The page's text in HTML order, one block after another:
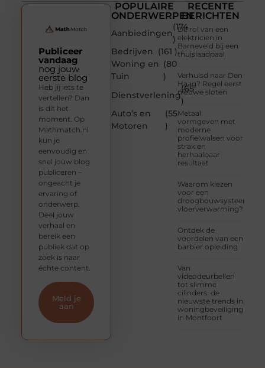
POPULAIRE
ONDERWERPEN
Aanbiedingen
(174
)
Bedrijven
(161 )
Woning en
Tuin
(80
)
Dienstverlening
(65
)
Auto’s en
Motoren
(55
)
RECENTE
BERICHTEN
De rol van een
elektricien in
Barneveld bij een
thuislaadpaal
Verhuisd naar Den
Haag? Regel eerst
nieuwe sloten
Metaal
vormgeven met
moderne
profielwalsen voor
strak en
herhaalbaar
resultaat
Waarom kiezen
voor een
droogbouwsysteem
vloerverwarming?
Ontdek de
voordelen van een
barbier opleiding
Van
videodeurbellen
tot slimme
cilinders: de
nieuwste trends in
woningbeveiliging
in Montfoort
Publiceer
vandaag
nog jouw
eerste blog
Heb jij iets te
vertellen? Dan
is dit het
moment. Op
Mathmatch.nl
kun je
eenvoudig en
snel jouw blog
publiceren –
ongeacht je
ervaring of
onderwerp.
Deel jouw
verhaal en
bereik een
publiek dat op
zoek is naar
échte content.
Meld je
aan